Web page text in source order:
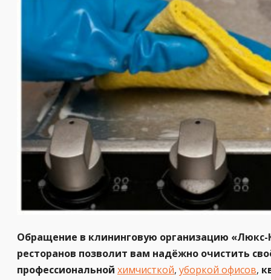
Обращение в клининговую организацию «Люкс-
ресторанов позволит вам надёжно очистить
профессиональной химчисткой, уборкой офисов,